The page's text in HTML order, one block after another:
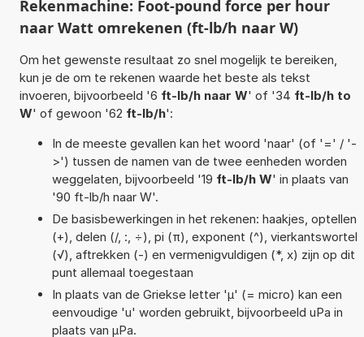
Rekenmachine: Foot-pound force per hour
naar Watt omrekenen (ft-lb/h naar W)
Om het gewenste resultaat zo snel mogelijk te bereiken,
kun je de om te rekenen waarde het beste als tekst
invoeren, bijvoorbeeld '6 ft-lb/h naar W' of '34 ft-lb/h to
W' of gewoon '62 ft-lb/h':
In de meeste gevallen kan het woord 'naar' (of '=' / '-
>') tussen de namen van de twee eenheden worden
weggelaten, bijvoorbeeld '19 ft-lb/h W' in plaats van
'90 ft-lb/h naar W'.
De basisbewerkingen in het rekenen: haakjes, optellen
(+), delen (/, :, ÷), pi (π), exponent (^), vierkantswortel
(√), aftrekken (-) en vermenigvuldigen (*, x) zijn op dit
punt allemaal toegestaan
In plaats van de Griekse letter 'µ' (= micro) kan een
eenvoudige 'u' worden gebruikt, bijvoorbeeld uPa in
plaats van µPa.